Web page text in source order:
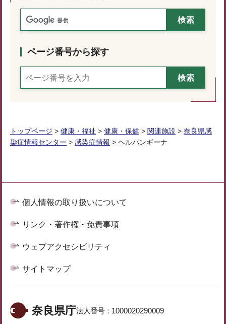
ページ番号から探す
トップページ > 健康・福祉 > 健康・保健 > 関連施設 > 奈良県感
染症情報センター > 感染症情報 > ヘルパンギーナ
個人情報の取り扱いについて
リンク・著作権・免責事項
ウェブアクセシビリティ
サイトマップ
奈良県庁法人番号： 1000020290009